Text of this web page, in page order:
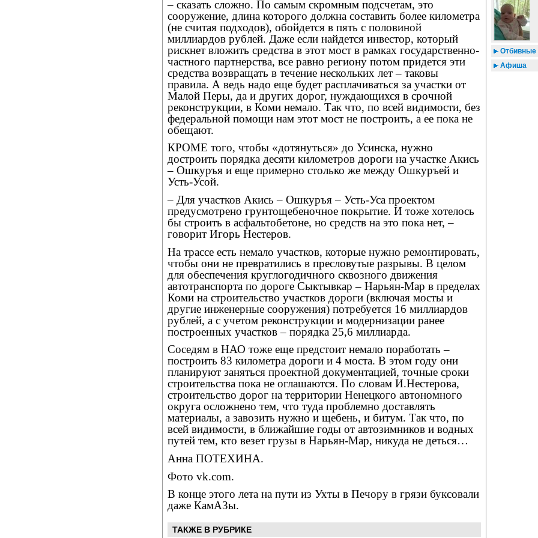
– сказать сложно. По самым скромным подсчетам, это
сооружение, длина которого должна составить более километра
(не считая подходов), обойдется в пять с половиной
миллиардов рублей. Даже если найдется инвестор, который
рискнет вложить средства в этот мост в рамках государственно-
частного партнерства, все равно региону потом придется эти
средства возвращать в течение нескольких лет – таковы
правила. А ведь надо еще будет расплачиваться за участки от
Малой Перы, да и других дорог, нуждающихся в срочной
реконструкции, в Коми немало. Так что, по всей видимости, без
федеральной помощи нам этот мост не построить, а ее пока не
обещают.
КРОМЕ того, чтобы «дотянуться» до Усинска, нужно
достроить порядка десяти километров дороги на участке Акись
– Ошкуръя и еще примерно столько же между Ошкуръей и
Усть-Усой.
– Для участков Акись – Ошкуръя – Усть-Уса проектом
предусмотрено грунтощебеночное покрытие. И тоже хотелось
бы строить в асфальтобетоне, но средств на это пока нет, –
говорит Игорь Нестеров.
На трассе есть немало участков, которые нужно ремонтировать,
чтобы они не превратились в пресловутые разрывы. В целом
для обеспечения круглогодичного сквозного движения
автотранспорта по дороге Сыктывкар – Нарьян-Мар в пределах
Коми на строительство участков дороги (включая мосты и
другие инженерные сооружения) потребуется 16 миллиардов
рублей, а с учетом реконструкции и модернизации ранее
построенных участков – порядка 25,6 миллиарда.
Соседям в НАО тоже еще предстоит немало поработать –
построить 83 километра дороги и 4 моста. В этом году они
планируют заняться проектной документацией, точные сроки
строительства пока не оглашаются. По словам И.Нестерова,
строительство дорог на территории Ненецкого автономного
округа осложнено тем, что туда проблемно доставлять
материалы, а завозить нужно и щебень, и битум. Так что, по
всей видимости, в ближайшие годы от автозимников и водных
путей тем, кто везет грузы в Нарьян-Мар, никуда не деться…
Анна ПОТЕХИНА.
Фото vk.com.
В конце этого лета на пути из Ухты в Печору в грязи буксовали
даже КамАЗы.
ТАКЖЕ В РУБРИКЕ
Отбивные
Афиша